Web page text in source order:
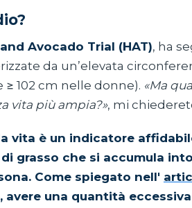
Avocado Trial (HAT), ha
da un’elevata
102 cm nelle donne). «Ma
vita più ampia?», mi
vita è un indicatore
grasso che si accumula
Come spiegato nell'
, avere una quantità